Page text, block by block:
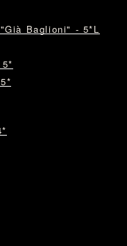
Baglioni" - 5*L